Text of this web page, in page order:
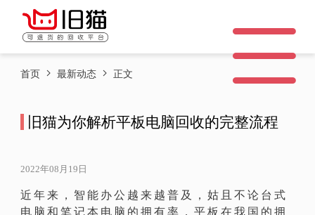
首页 最新动态 正文
旧猫为你解析平板电脑回收的完整流程
2022年08月19日
近年来，智能办公越来越普及，姑且不论台式
电脑和笔记本电脑的拥有率，平板在我国的拥